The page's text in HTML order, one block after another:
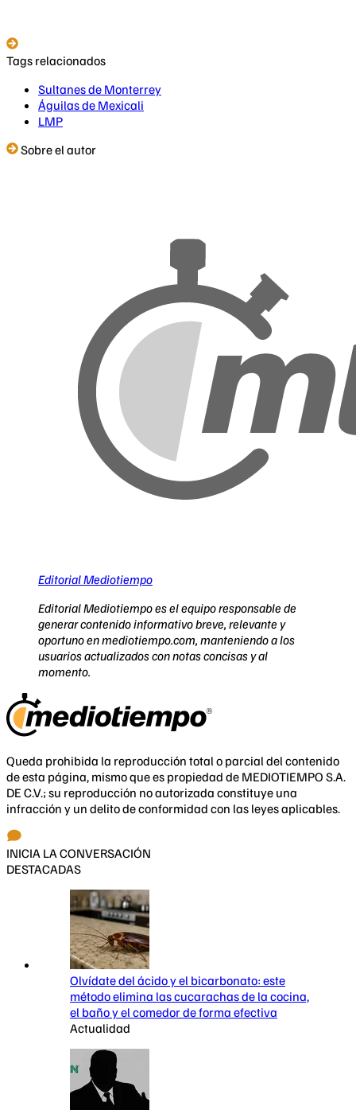
Tags relacionados
Sultanes de Monterrey
Águilas de Mexicali
LMP
Sobre el autor
Editorial Mediotiempo
Editorial Mediotiempo es el equipo responsable de
generar contenido informativo breve, relevante y
oportuno en mediotiempo.com, manteniendo a los
usuarios actualizados con notas concisas y al
momento.
Queda prohibida la reproducción total o parcial del contenido
de esta página, mismo que es propiedad de MEDIOTIEMPO S.A.
DE C.V.; su reproducción no autorizada constituye una
infracción y un delito de conformidad con las leyes aplicables.
INICIA LA CONVERSACIÓN
DESTACADAS
Olvídate del ácido y el bicarbonato: este
método elimina las cucarachas de la cocina,
el baño y el comedor de forma efectiva
Actualidad